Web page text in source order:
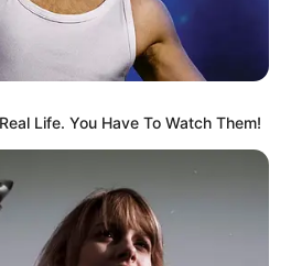
Awards untuk Best Supporting
Life. You Have To Watch Them!